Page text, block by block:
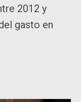
2012 y
gasto en